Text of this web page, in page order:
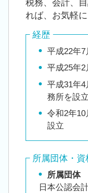
税務、会計、
れば、お気軽
経歴
平成22年
平成25年
平成31年
務所を設立
令和2年
設立
所属団体・資
所属団体
日本公認会